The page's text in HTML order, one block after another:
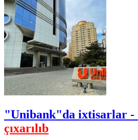
"Unibank"da ixtisarlar -
çıxarılıb